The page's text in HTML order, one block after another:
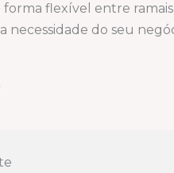
flexível entre
necessidade do seu